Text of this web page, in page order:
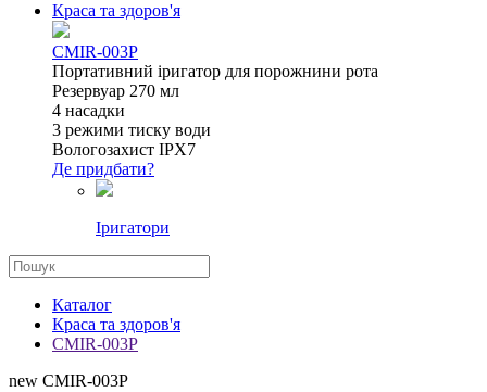
Краса та здоров'я
CMIR-003P
Портативний іригатор для порожнини рота
Резервуар 270 мл
4 насадки
3 режими тиску води
Вологозахист IPX7
Де придбати?
Іригатори
Каталог
Краса та здоров'я
CMIR-003P
new CMIR-003P